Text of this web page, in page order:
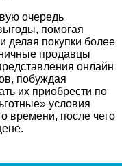
очередь
помогая
делая покупки более
продавцы
онлайн
побуждая
их приобрести по
условия
времени, после чего